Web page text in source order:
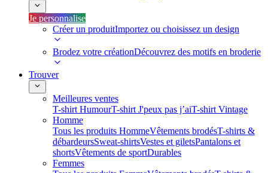
Je personnalise
Créer un produitImportez ou choisissez un design
Brodez votre créationDécouvrez des motifs en broderie
Trouver
Meilleures ventes
T-shirt HumourT-shirt J'peux pas j’aiT-shirt Vintage
Homme
Tous les produits HommeVêtements brodésT-shirts &
débardeursSweat-shirtsVestes et giletsPantalons et
shortsVêtements de sportDurables
Femmes